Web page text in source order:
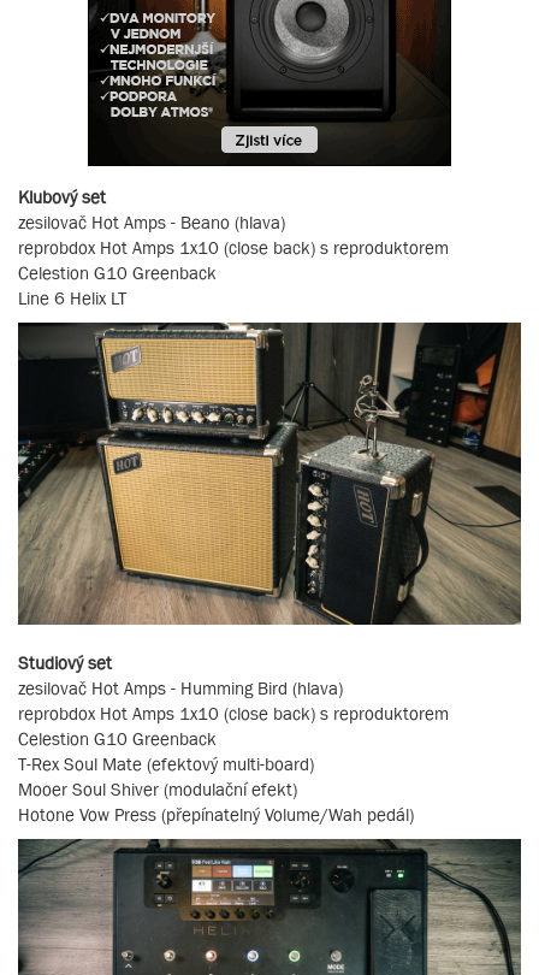
Klubový set
zesilovač Hot Amps - Beano (hlava)
reprobdox Hot Amps 1x10 (close back) s reproduktorem
Celestion G10 Greenback
Line 6 Helix LT
Studiový set
zesilovač Hot Amps - Humming Bird (hlava)
reprobdox Hot Amps 1x10 (close back) s reproduktorem
Celestion G10 Greenback
T-Rex Soul Mate (efektový multi-board)
Mooer Soul Shiver (modulační efekt)
Hotone Vow Press (přepínatelný Volume/Wah pedál)